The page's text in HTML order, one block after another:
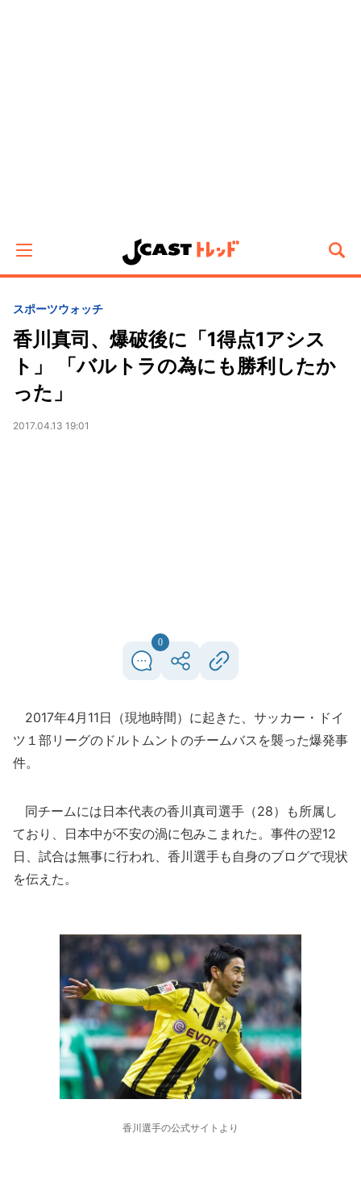
スポーツウォッチ
香川真司、爆破後に「1得点1アシス
ト」 「バルトラの為にも勝利したか
った」
2017.04.13 19:01
0
2017年4月11日（現地時間）に起きた、サッカー・ドイ
ツ１部リーグのドルトムントのチームバスを襲った爆発事
件。
同チームには日本代表の香川真司選手（28）も所属し
ており、日本中が不安の渦に包みこまれた。事件の翌12
日、試合は無事に行われ、香川選手も自身のブログで現状
を伝えた。
香川選手の公式サイトより